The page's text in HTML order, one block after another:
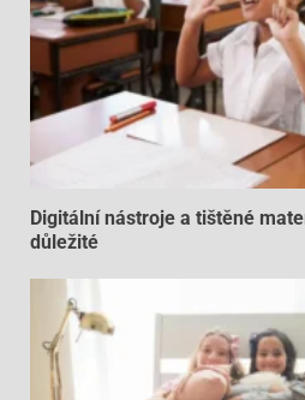
Digitální nástroje a tištěné
důležité